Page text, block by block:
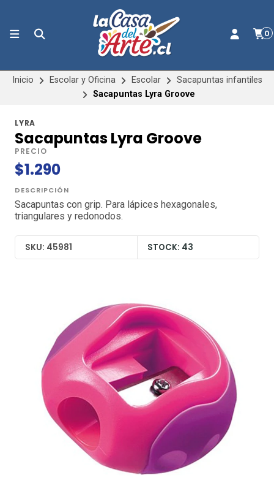
0
Inicio Escolar y Oficina Escolar
Sacapuntas infantiles
Sacapuntas Lyra Groove
LYRA
Sacapuntas Lyra Groove
PRECIO
$1.290
DESCRIPCIÓN
Sacapuntas con grip. Para lápices hexagonales,
triangulares y redonodos.
SKU: 45981 STOCK: 43